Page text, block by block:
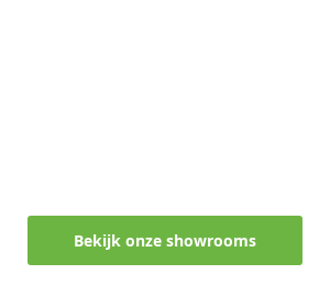
Bekijk onze showrooms